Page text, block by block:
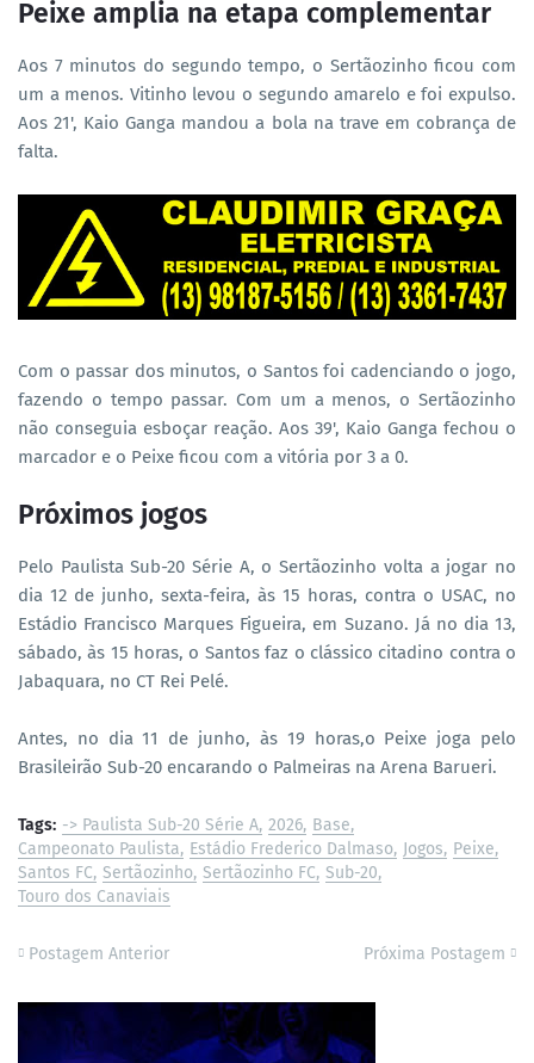
Peixe amplia na etapa complementar
Aos 7 minutos do segundo tempo, o Sertãozinho ficou com
um a menos. Vitinho levou o segundo amarelo e foi expulso.
Aos 21', Kaio Ganga mandou a bola na trave em cobrança de
falta.
Com o passar dos minutos, o Santos foi cadenciando o jogo,
fazendo o tempo passar. Com um a menos, o Sertãozinho
não conseguia esboçar reação. Aos 39', Kaio Ganga fechou o
marcador e o Peixe ficou com a vitória por 3 a 0.
Próximos jogos
Pelo Paulista Sub-20 Série A, o Sertãozinho volta a jogar no
dia 12 de junho, sexta-feira, às 15 horas, contra o USAC, no
Estádio Francisco Marques Figueira, em Suzano. Já no dia 13,
sábado, às 15 horas, o Santos faz o clássico citadino contra o
Jabaquara, no CT Rei Pelé.
Antes, no dia 11 de junho, às 19 horas,o Peixe joga pelo
Brasileirão Sub-20 encarando o Palmeiras na Arena Barueri.
Tags: -> Paulista Sub-20 Série A 2026 Base
Campeonato Paulista Estádio Frederico Dalmaso Jogos Peixe
Santos FC Sertãozinho Sertãozinho FC Sub-20
Touro dos Canaviais
Postagem Anterior Próxima Postagem